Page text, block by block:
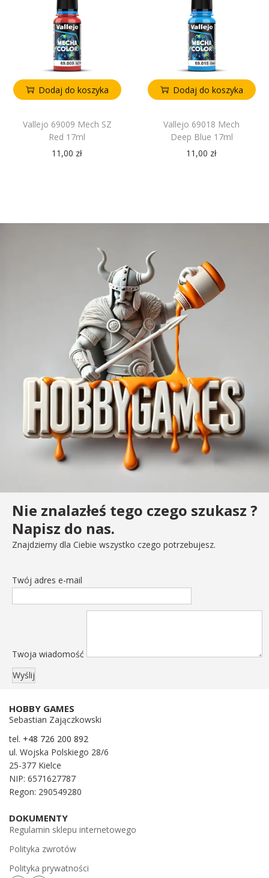
Dodaj do koszyka
Vallejo 69009 Mech SZ
Red 17ml
11,00 zł
Dodaj do koszyka
Vallejo 69018 Mech
Deep Blue 17ml
11,00 zł
Nie znalazłeś tego czego szukasz ?
Napisz do nas.
Znajdziemy dla Ciebie wszystko czego potrzebujesz.
Twój adres e-mail
Twoja wiadomość
HOBBY GAMES
Sebastian Zajączkowski
tel. +48 726 200 892
ul. Wojska Polskiego 28/6
25-377 Kielce
NIP: 6571627787
Regon: 290549280
DOKUMENTY
Regulamin sklepu internetowego
Polityka zwrotów
Polityka prywatności